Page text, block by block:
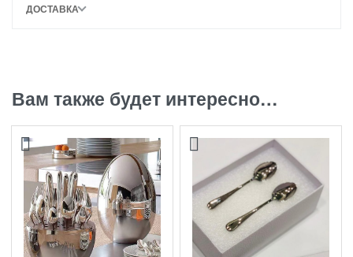
ДОСТАВКА
Вам также будет интересно…